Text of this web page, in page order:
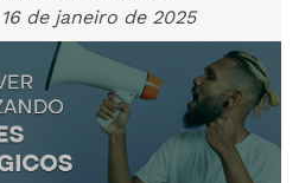
de janeiro de 2025